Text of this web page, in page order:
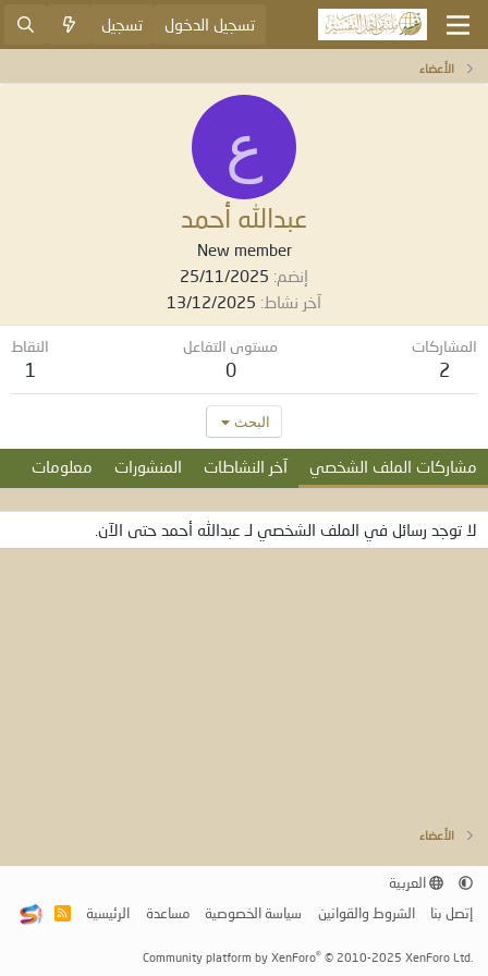
تسجيل الدخول تسجيل
الأعضاء
ع
عبدالله أحمد
New member
إنضم 25/11/2025
آخر نشاط 13/12/2025
المشاركات
2
مستوى التفاعل
0
النقاط
1
البحث
مشاركات الملف الشخصي آخر النشاطات المنشورات معلومات
لا توجد رسائل في الملف الشخصي لـ عبدالله أحمد حتى الآن.
الأعضاء
العربية
إتصل بنا
الشروط والقوانين سياسة الخصوصية مساعدة الرئيسية
R
Community platform by XenForo® © 2010-2025 XenForo Ltd.